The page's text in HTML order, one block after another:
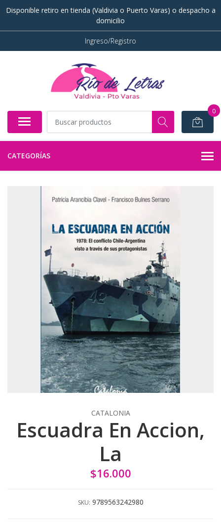
Disponible retiro en tienda (Valdivia o Puerto Varas) o despacho a
domicilio
Ingreso/Registro
0
CATEGORÍAS
CATALONIA
Escuadra En Accion,
La
$16.000
SKU: 9789563242980